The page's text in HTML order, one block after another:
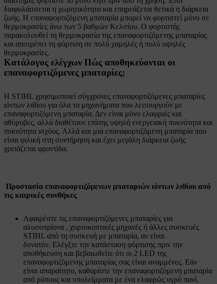
διαφυλάσσεται η χωρητικότητα και επηρεάζεται θετικά η διάρκεια
ζωής. Η επαναφορτιζόμενη μπαταρία μπορεί να φορτιστεί μόνο σε
θερμοκρασίες άνω των 5 βαθμών Κελσίου. Ο φορτιστής
παρακολουθεί τη θερμοκρασία της επαναφορτιζόμενης μπαταρίας
και αποτρέπει τη φόρτιση σε πολύ χαμηλές ή πολύ υψηλές
θερμοκρασίες.
Κατάλογος ελέγχων Πώς αποθηκεύονται οι
επαναφορτιζόμενες μπαταρίες;
Η STIHL χρησιμοποιεί σύγχρονες επαναφορτιζόμενες μπαταρίες
ιόντων λιθίου για όλα τα μηχανήματα που λειτουργούν με
επαναφορτιζόμενη μπαταρία. Δεν είναι μόνο ελαφριές και
αθόρυβες, αλλά διαθέτουν επίσης υψηλή ενεργειακή πυκνότητα και
πυκνότητα ισχύος. Αλλά και μια επαναφορτιζόμενη μπαταρία που
είναι φιλική στη συντήρηση και έχει μεγάλη διάρκεια ζωής
χρειάζεται φροντίδα.
Προστασία επαναφορτιζόμενων μπαταριών ιόντων λιθίου από
τις καιρικές συνθήκες
Αφαιρέστε τις επαναφορτιζόμενες μπαταρίες για
αλυσοπρίονα , χορτοκοπτικές μηχανές ή άλλες συσκευές
STIHL από τη συσκευή με μπαταρία, αν είναι
δυνατόν. Ελέγξτε την κατάσταση φόρτισης πριν την
αποθήκευση και βεβαιωθείτε ότι οι 2 LED της
επαναφορτιζόμενης μπαταρίας σας είναι αναμμένες. Εάν
είναι απαραίτητο, καθαρίστε την επαναφορτιζόμενη μπαταρία
από ρύπους και υπολείμματα με ένα ελαφρώς υγρό πανί.